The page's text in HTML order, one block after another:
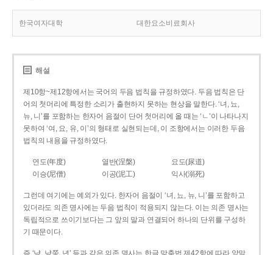
한국여자대학 대한요소비료회사
해설
제10항~제12항에서는 국어의 두음 법칙을 규정하였다. 두음 법칙은 단
어의 첫머리에 특정한 소리가 출현하지 못하는 현상을 말한다. ‘녀, 뇨,
뉴, 니’를 포함하는 한자어 음절이 단어 첫머리에 올 때는 ‘ㄴ’이 나타나지
못하여 ‘여, 요, 유, 이’의 형태로 실현되는데, 이 조항에서는 이러한 두음
법칙의 내용을 규정하였다.
연도(年度) 열반(涅槃)
요도(尿道)
이승(尼僧)
이공(泥工) 익사(溺死)
그런데 여기에는 예외가 있다. 한자어 음절이 ‘녀, 뇨, 뉴, 니’를 포함하고
있더라도 의존 명사에는 두음 법칙이 적용되지 않는다. 이는 의존 명사는
독립적으로 쓰이기보다는 그 앞의 말과 연결되어 하나의 단위를 구성하
기 때문이다.
즉 ‘냥, 냥쭝, 년’ 등과 같은 의존 명사는 한글 맞춤법 제42항에 따라 앞말